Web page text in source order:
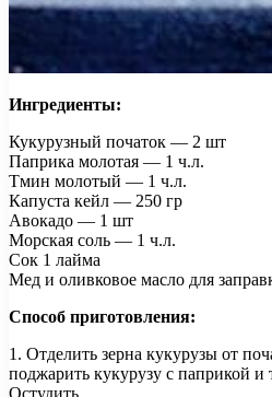
Ингредиенты:
Кукурузный початок — 2 шт
Паприка молотая — 1 ч.л.
Тмин молотый — 1 ч.л.
Капуста кейл — 250 гр
Авокадо — 1 шт
Морская соль — 1 ч.л.
Сок 1 лайма
Мед и оливковое масло для
Способ приготовления:
1. Отделить зерна кукурузы от
поджарить кукурузу с паприкой
Остудить.